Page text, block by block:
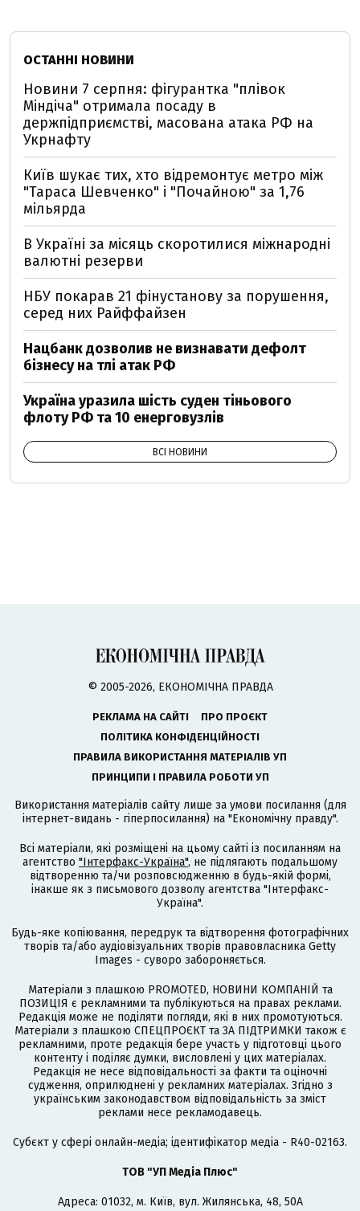
ОСТАННІ НОВИНИ
Новини 7 серпня: фігурантка "плівок
Міндіча" отримала посаду в
держпідприємстві, масована атака РФ на
Укрнафту
Київ шукає тих, хто відремонтує метро між
"Тараса Шевченко" і "Почайною" за 1,76
мільярда
В Україні за місяць скоротилися міжнародні
валютні резерви
НБУ покарав 21 фінустанову за порушення,
серед них Райффайзен
Нацбанк дозволив не визнавати дефолт
бізнесу на тлі атак РФ
Україна уразила шість суден тіньового
флоту РФ та 10 енерговузлів
ВСІ НОВИНИ
© 2005-2026, ЕКОНОМІЧНА ПРАВДА
РЕКЛАМА НА САЙТІ
ПРО ПРОЄКТ
ПОЛІТИКА КОНФІДЕНЦІЙНОСТІ
ПРАВИЛА ВИКОРИСТАННЯ МАТЕРІАЛІВ УП
ПРИНЦИПИ І ПРАВИЛА РОБОТИ УП
Використання матеріалів сайту лише за умови посилання (для
інтернет-видань - гіперпосилання) на "Економічну правду".
Всі матеріали, які розміщені на цьому сайті із посиланням на
агентство "Інтерфакс-Україна", не підлягають подальшому
відтворенню та/чи розповсюдженню в будь-якій формі,
інакше як з письмового дозволу агентства "Інтерфакс-
Україна".
Будь-яке копіювання, передрук та відтворення фотографічних
творів та/або аудіовізуальних творів правовласника Getty
Images - суворо забороняється.
Матеріали з плашкою PROMOTED, НОВИНИ КОМПАНІЙ та
ПОЗИЦІЯ є рекламними та публікуються на правах реклами.
Редакція може не поділяти погляди, які в них промотуються.
Матеріали з плашкою СПЕЦПРОЄКТ та ЗА ПІДТРИМКИ також є
рекламними, проте редакція бере участь у підготовці цього
контенту і поділяє думки, висловлені у цих матеріалах.
Редакція не несе відповідальності за факти та оціночні
судження, оприлюднені у рекламних матеріалах. Згідно з
українським законодавством відповідальність за зміст
реклами несе рекламодавець.
Cубєкт у сфері онлайн-медіа; ідентифікатор медіа - R40-02163.
ТОВ "УП Медіа Плюс"
Адреса: 01032, м. Київ, вул. Жилянська, 48, 50А